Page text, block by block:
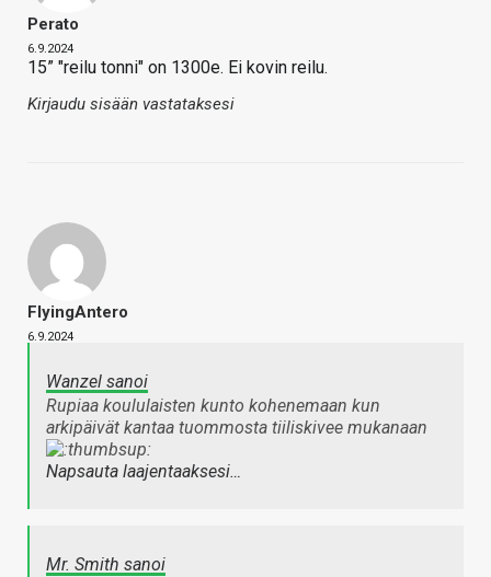
Perato
6.9.2024
15” "reilu tonni" on 1300e. Ei kovin reilu.
Kirjaudu sisään vastataksesi
FlyingAntero
6.9.2024
Wanzel sanoi
Rupiaa koululaisten kunto kohenemaan kun
arkipäivät kantaa tuommosta tiiliskivee mukanaan
Napsauta laajentaaksesi…
Mr. Smith sanoi